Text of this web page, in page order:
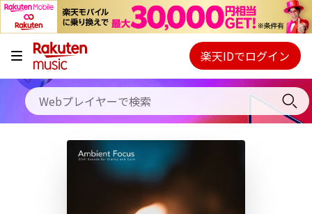
キャンペーン
料金プラン
使い方
初回30日間無料お試し
Webプレイヤー
ご契約内容の確認・変更
楽天IDでログイン